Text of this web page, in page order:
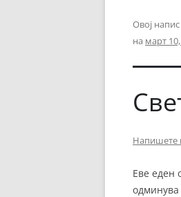
Овој
на март
Напишете
Еве еден
одминува